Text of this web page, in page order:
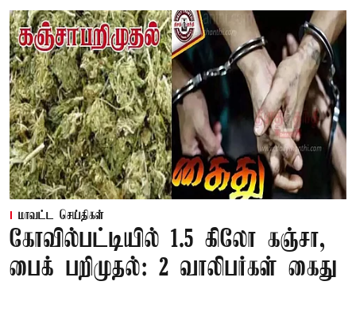
மாவட்ட செய்திகள்
கோவில்பட்டியில் 1.5 கிலோ கஞ்சா,
பைக் பறிமுதல்: 2 வாலிபர்கள் கைது